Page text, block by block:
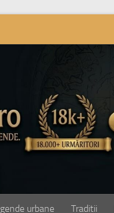
urbane Traditii